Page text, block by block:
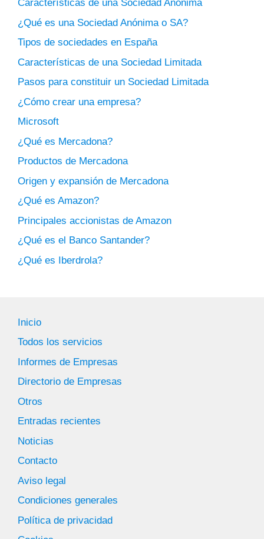
Características de una Sociedad Anónima
¿Qué es una Sociedad Anónima o SA?
Tipos de sociedades en España
Características de una Sociedad Limitada
Pasos para constituir un Sociedad Limitada
¿Cómo crear una empresa?
Microsoft
¿Qué es Mercadona?
Productos de Mercadona
Origen y expansión de Mercadona
¿Qué es Amazon?
Principales accionistas de Amazon
¿Qué es el Banco Santander?
¿Qué es Iberdrola?
Inicio
Todos los servicios
Informes de Empresas
Directorio de Empresas
Otros
Entradas recientes
Noticias
Contacto
Aviso legal
Condiciones generales
Política de privacidad